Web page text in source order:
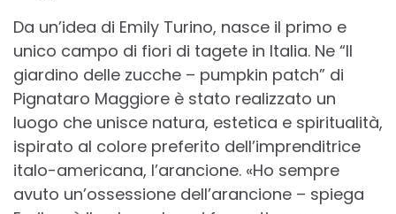
Da un’idea di Emily Turino, nasce il primo e
unico campo di fiori di tagete in Italia. Ne “Il
giardino delle zucche – pumpkin patch” di
Pignataro Maggiore è stato realizzato un
luogo che unisce natura, estetica e spiritualità,
ispirato al colore preferito dell’imprenditrice
italo-americana, l’arancione. «Ho sempre
avuto un’ossessione dell’arancione – spiega